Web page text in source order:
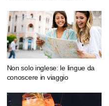
Non solo inglese: le lingue da
conoscere in viaggio